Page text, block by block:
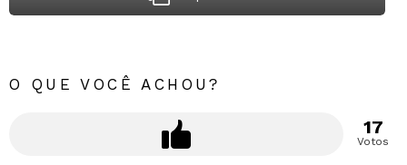
O QUE VOCÊ ACHOU?
17
Votos